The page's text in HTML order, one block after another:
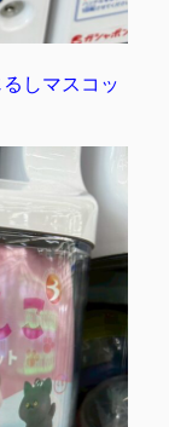
しマスコッ